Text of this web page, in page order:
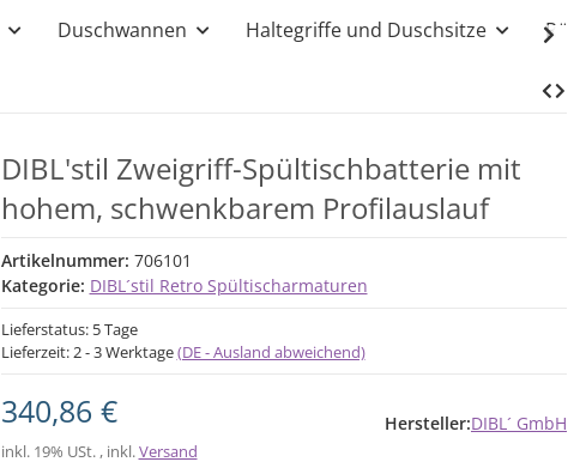
Duschwannen Haltegriffe und Duschsitze
DIBL'stil Zweigriff-Spültischbatterie mit
hohem, schwenkbarem Profilauslauf
Artikelnummer: 706101
Kategorie: DIBL´stil Retro Spültischarmaturen
Lieferstatus: 5 Tage
Lieferzeit:2 - 3 Werktage(DE - Ausland abweichend)
340,86 €
inkl. 19% USt. , inkl.Versand
Hersteller:DIBL´ GmbH